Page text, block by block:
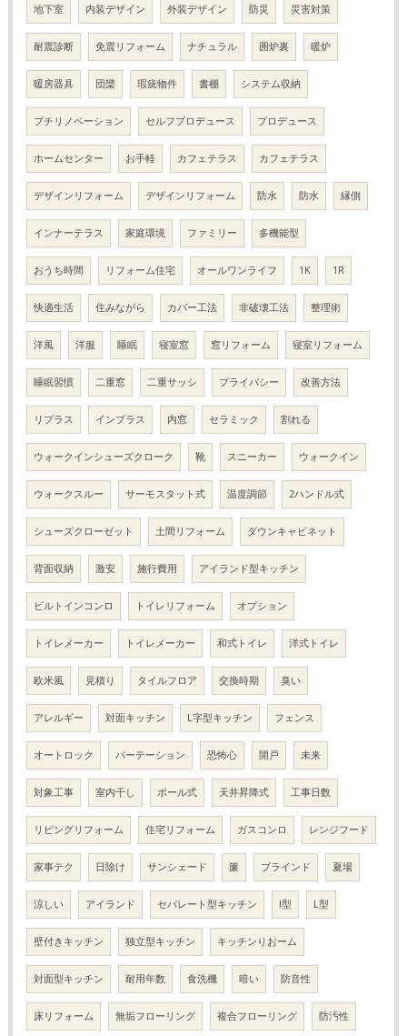
地下室 内装デザイン 外装デザイン 防災 災害対策
耐震診断 免震リフォーム ナチュラル 囲炉裏 暖炉
暖房器具 団欒 瑕疵物件 書棚 システム収納
プチリノベーション セルフプロデュース プロデュース
ホームセンター お手軽 カフェテラス カフェテラス
デザインリフォーム デザインリフォーム 防水 防水 縁側
インナーテラス 家庭環境 ファミリー 多機能型
おうち時間 リフォーム住宅 オールワンライフ 1K 1R
快適生活 住みながら カバー工法 非破壊工法 整理術
洋風 洋服 睡眠 寝室窓 窓リフォーム 寝室リフォーム
睡眠習慣 二重窓 二重サッシ プライバシー 改善方法
リプラス インプラス 内窓 セラミック 割れる
ウォークインシューズクローク 靴 スニーカー ウォークイン
ウォークスルー サーモスタット式 温度調節 2ハンドル式
シューズクローゼット 土間リフォーム ダウンキャビネット
背面収納 激安 施行費用 アイランド型キッチン
ビルトインコンロ トイレリフォーム オプション
トイレメーカー トイレメーカー 和式トイレ 洋式トイレ
欧米風 見積り タイルフロア 交換時期 臭い
アレルギー 対面キッチン L字型キッチン フェンス
オートロック パーテーション 恐怖心 開戸 未来
対象工事 室内干し ポール式 天井昇降式 工事日数
リビングリフォーム 住宅リフォーム ガスコンロ レンジフード
家事テク 日除け サンシェード 簾 ブラインド 夏場
涼しい アイランド セパレート型キッチン I型 L型
壁付きキッチン 独立型キッチン キッチンりおーム
対面型キッチン 耐用年数 食洗機 暗い 防音性
床リフォーム 無垢フローリング 複合フローリング 防汚性